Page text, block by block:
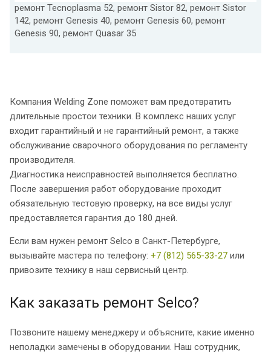
ремонт Tecnoplasma 52, ремонт Sistor 82, ремонт Sistor
142, ремонт Genesis 40, ремонт Genesis 60, ремонт
Genesis 90, ремонт Quasar 35
Компания Welding Zone поможет вам предотвратить
длительные простои техники. В комплекс наших услуг
входит гарантийный и не гарантийный ремонт, а также
обслуживание сварочного оборудования по регламенту
производителя.
Диагностика неисправностей выполняется бесплатно.
После завершения работ оборудование проходит
обязательную тестовую проверку, на все виды услуг
предоставляется гарантия до 180 дней.
Если вам нужен ремонт Selco в Санкт-Петербурге,
вызывайте мастера по телефону: +7 (812) 565-33-27 или
привозите технику в наш сервисный центр.
Как заказать ремонт Selco?
Позвоните нашему менеджеру и объясните, какие именно
неполадки замечены в оборудовании. Наш сотрудник,